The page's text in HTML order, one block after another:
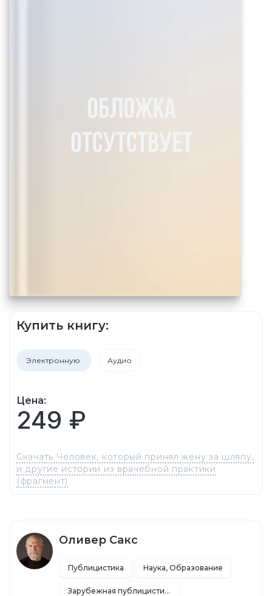
Купить книгу:
Электронную Аудио
Цена:
249 ₽
Скачать Человек, который принял жену за шляпу,
и другие истории из врачебной практики
(фрагмент)
Оливер Сакс
Публицистика Наука, Образование
Зарубежная публицистика